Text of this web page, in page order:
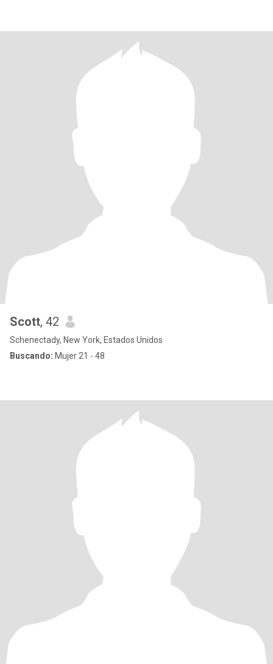
Scott, 42
Schenectady, New York, Estados Unidos
Buscando: Mujer 21 - 48